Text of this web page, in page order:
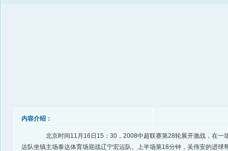
内容介绍：
北京时间11月16日15：30，2008中超联赛第28轮展开激战，在一
达队坐镇主场泰达体育场迎战辽宁宏运队。上半场第18分钟，吴伟安的进球